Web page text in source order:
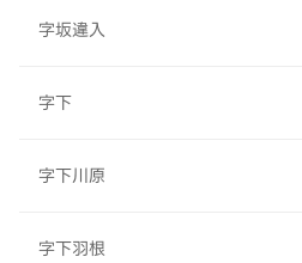
字坂違入
字下
字下川原
字下羽根